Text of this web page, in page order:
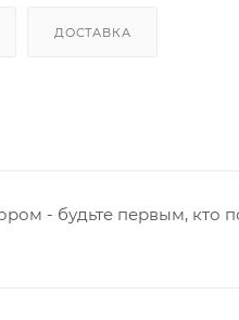
ДОСТАВКА
- будьте первым, кто